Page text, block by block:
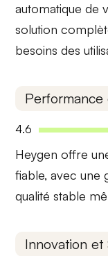
automatique de
solution
besoins des
Performance
4.6
Heygen offre
fiable, avec une
qualité stable
Innovation et